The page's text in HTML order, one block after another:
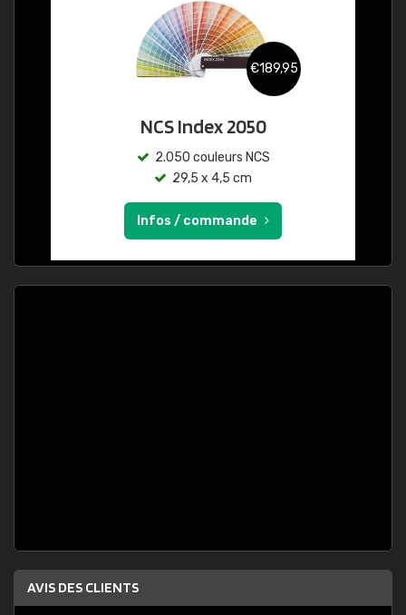
€189,95
NCS Index 2050
2.050 couleurs NCS
29,5 x 4,5 cm
Infos / commande
AVIS DES CLIENTS